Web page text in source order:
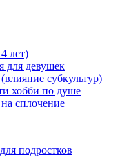
лет)
для девушек
субкультур)
хобби по душе
сплочение
подростков